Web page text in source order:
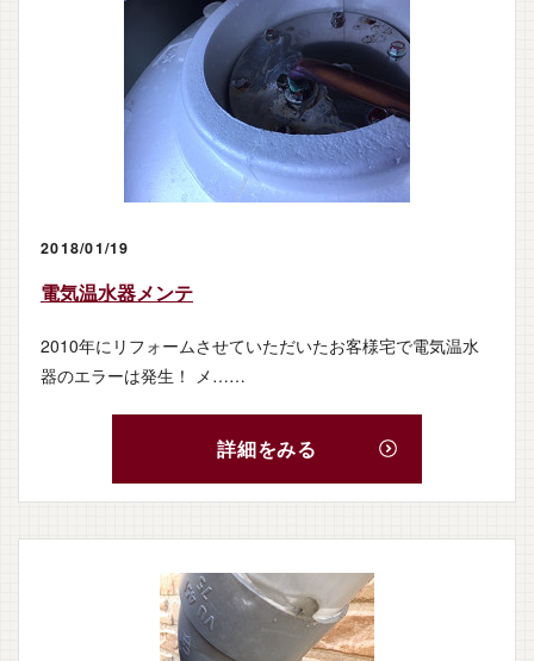
2018/01/19
電気温水器メンテ
2010年にリフォームさせていただいたお客様宅で電気温水
器のエラーは発生！ メ……
詳細をみる